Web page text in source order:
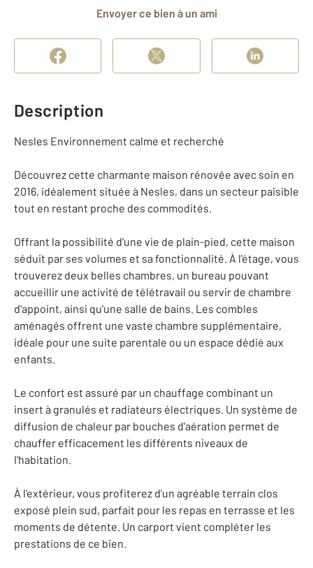
Envoyer ce bien à un ami
Description
Nesles Environnement calme et recherché
Découvrez cette charmante maison rénovée avec soin en
2016, idéalement située à Nesles, dans un secteur paisible
tout en restant proche des commodités.
Offrant la possibilité d'une vie de plain-pied, cette maison
séduit par ses volumes et sa fonctionnalité. À l'étage, vous
trouverez deux belles chambres, un bureau pouvant
accueillir une activité de télétravail ou servir de chambre
d'appoint, ainsi qu'une salle de bains. Les combles
aménagés offrent une vaste chambre supplémentaire,
idéale pour une suite parentale ou un espace dédié aux
enfants.
Le confort est assuré par un chauffage combinant un
insert à granulés et radiateurs électriques. Un système de
diffusion de chaleur par bouches d'aération permet de
chauffer efficacement les différents niveaux de
l'habitation.
À l'extérieur, vous profiterez d'un agréable terrain clos
exposé plein sud, parfait pour les repas en terrasse et les
moments de détente. Un carport vient compléter les
prestations de ce bien.